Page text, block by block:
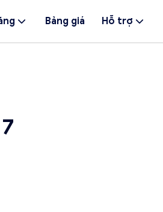
Bảng giá Hỗ trợ
7